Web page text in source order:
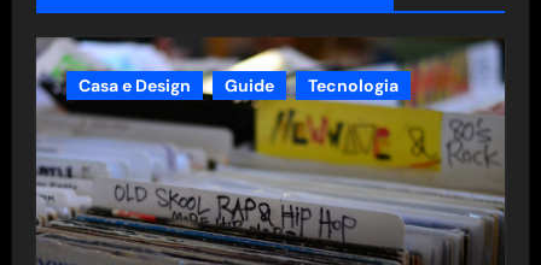
Casa e Design Guide Tecnologia